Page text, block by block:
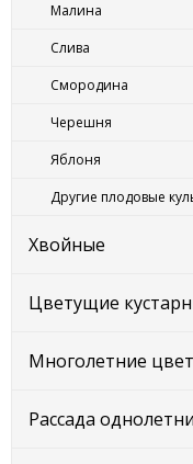
Малина
Слива
Смородина
Черешня
Яблоня
Другие плодовые
Хвойные
Цветущие
Многолетние
Рассада